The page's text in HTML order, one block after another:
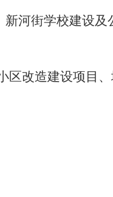
新河街学校建设及
区改造建设项目 、